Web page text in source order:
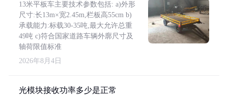
13米平板车主要技术参数包括: a)外形
尺寸:长13m×宽2.45m,栏板高55cm b)
承载能力:标载30-35吨,最大允许总重
49吨 c)符合国家道路车辆外廓尺寸及
轴荷限值标准
2026年8月4日
光模块接收功率多少是正常